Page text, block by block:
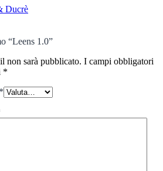
Ducrè
“Leens 1.0”
non sarà pubblicato. I campi obbligatori
*
*